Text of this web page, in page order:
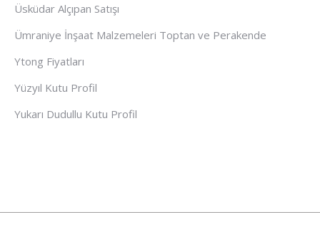
Üsküdar Alçıpan Satışı
Ümraniye İnşaat Malzemeleri Toptan ve Perakende
Ytong Fiyatları
Yüzyıl Kutu Profil
Yukarı Dudullu Kutu Profil